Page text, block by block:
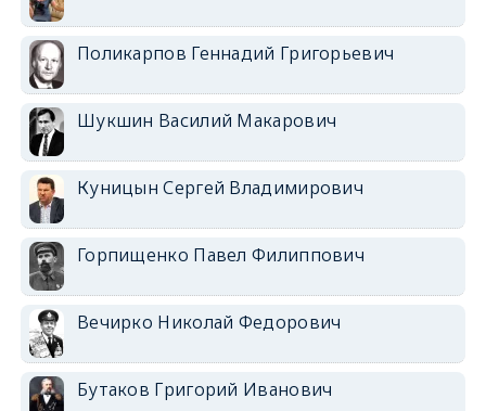
Поликарпов Геннадий Григорьевич
Шукшин Василий Макарович
Куницын Сергей Владимирович
Горпищенко Павел Филиппович
Вечирко Николай Федорович
Бутаков Григорий Иванович